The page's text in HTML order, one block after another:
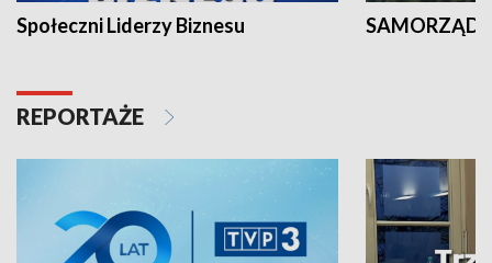
Społeczni Liderzy Biznesu SAMORZĄD
REPORTAŻE